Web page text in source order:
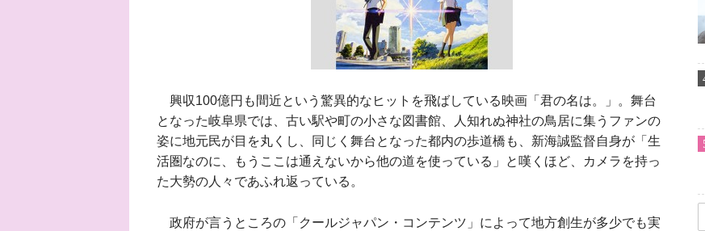
興収100億円も間近という驚異的なヒットを飛ばしている映画「君の名は。」。舞台
となった岐阜県では、古い駅や町の小さな図書館、人知れぬ神社の鳥居に集うファンの
姿に地元民が目を丸くし、同じく舞台となった都内の歩道橋も、新海誠監督自身が「生
活圏なのに、もうここは通えないから他の道を使っている」と嘆くほど、カメラを持っ
た大勢の人々であふれ返っている。
政府が言うところの「クールジャパン・コンテンツ」によって地方創生が多少でも実